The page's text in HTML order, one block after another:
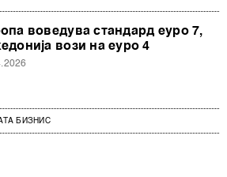
со клик на „Прикажи ги
можете во кој било момент да
последици.
воведува стандард еуро 7,
вози на еуро 4
БИЗНИС